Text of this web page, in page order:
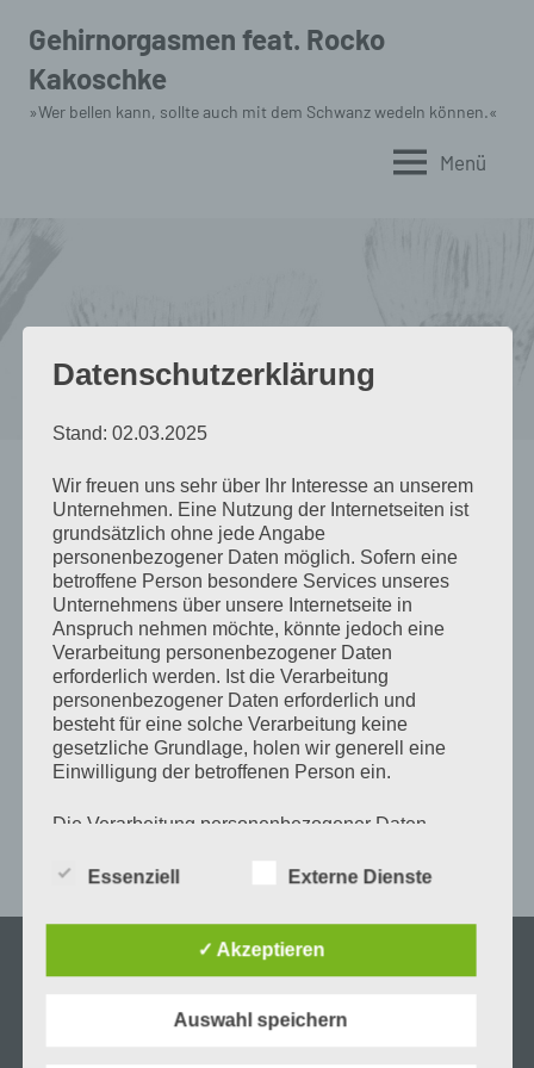
Inhalt
springen
Gehirnorgasmen feat. Rocko
Kakoschke
»Wer bellen kann, sollte auch mit dem Schwanz wedeln können.«
Menü
Schlagwort:Demian
Rocko spinnt
Herzkreislauf (247)
vonRocko Kakoschke Mai 14, 2011
Keine
Kommentare
»Mochte es mir gehen, wie es wollte, ich
war selig, diese Frau in der Welt zu
Nähe zu atmen.« – Hermann Hesse,
Demian
Datenschutzerklärung
Stand: 02.03.2025
Wir freuen uns sehr über Ihr Interesse an unserem
Unternehmen. Eine Nutzung der Internetseiten ist
grundsätzlich ohne jede Angabe
personenbezogener Daten möglich. Sofern eine
betroffene Person besondere Services unseres
Unternehmens über unsere Internetseite in
Anspruch nehmen möchte, könnte jedoch eine
Verarbeitung personenbezogener Daten
erforderlich werden. Ist die Verarbeitung
personenbezogener Daten erforderlich und
besteht für eine solche Verarbeitung keine
gesetzliche Grundlage, holen wir generell eine
Einwilligung der betroffenen Person ein.
Die Verarbeitung personenbezogener Daten,
Adresse oder Telefonnummer einer betroffenen
Datenschutz-Grundverordnung und in
Übereinstimmung mit den für uns geltenden
landesspezifischen Datenschutzbestimmungen.
Unternehmen die Öffentlichkeit über Art, Umfang
Essenziell Externe Dienste
✓ Akzeptieren
Auswahl speichern